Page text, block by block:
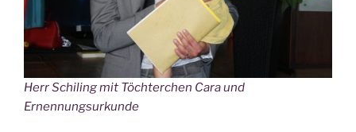
Herr Schi­ling mit Töch­ter­chen Cara und
Ernennungsurkunde